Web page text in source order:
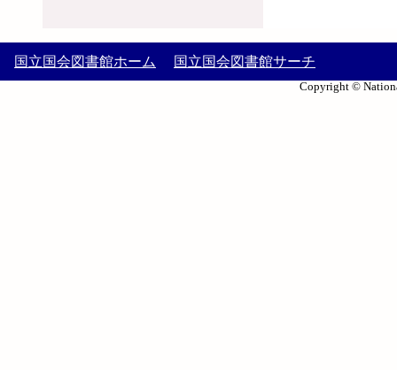
国立国会図書館ホーム 国立国会図書館サーチ
Copyright ©